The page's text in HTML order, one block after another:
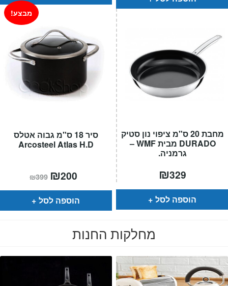
סיר 18 ס"מ גבוה אטלס
Arcosteel Atlas H.D
מבצע!
₪399 המחיר
המקורי
היה:
₪399.
₪200
הוא:
הוספה לסל
מחבת 20 ס"מ ציפוי נון סטיק
DURADO מבית WMF –
גרמניה.
₪329
הוספה לסל
מחלקות החנות